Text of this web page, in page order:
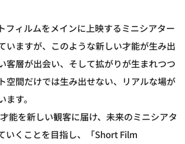
フィルムをメインに上映するミニシアター
いますが、このような新しい才能が生み出
客層が出会い、そして拡がりが生まれつつ
空間だけでは生み出せない、リアルな場が
す。
能を新しい観客に届け、未来のミニシアタ
いくことを目指し、「Short Film